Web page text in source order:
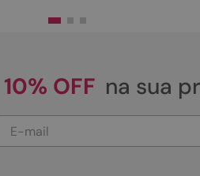
10% OFF na sua